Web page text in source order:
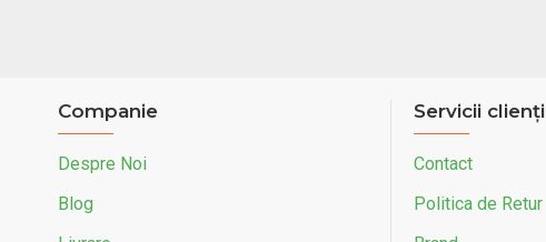
Companie
Despre Noi
Blog
Servicii clienți
Contact
Politica de Retur